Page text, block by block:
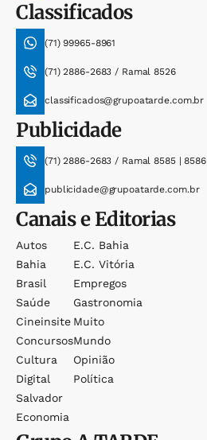
Classificados
(71) 99965-8961
(71) 2886-2683 / Ramal 8526
classificados@grupoatarde.com.br
Publicidade
(71) 2886-2683 / Ramal 8585 | 8586
publicidade@grupoatarde.com.br
Canais e Editorias
Autos
Bahia
Brasil
Saúde
Cineinsite
Concursos
Cultura
Digital
Salvador
Economia
E.c. Bahia
E.c. Vitória
Empregos
Gastronomia
Muito
Mundo
Opinião
Política